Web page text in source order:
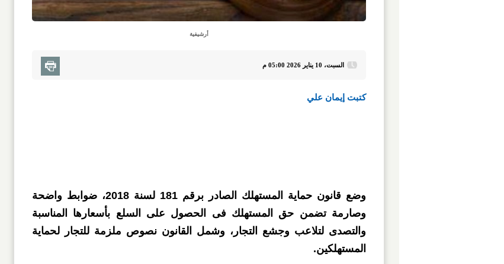
أرشيفية
السبت، 10 يناير 2026 05:00 م
كتبت إيمان علي
وضع قانون حماية المستهلك الصادر برقم 181 لسنة 2018، ضوابط واضحة
وصارمة تضمن حق المستهلك فى الحصول على السلع بأسعارها المناسبة
والتصدى لتلاعب وجشع التجار، وشمل القانون نصوص ملزمة للتجار لحماية
المستهلكين.